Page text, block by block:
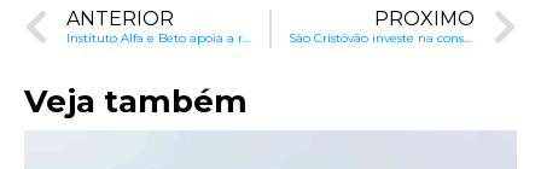
ANTERIOR PRÓXIMO
Veja também